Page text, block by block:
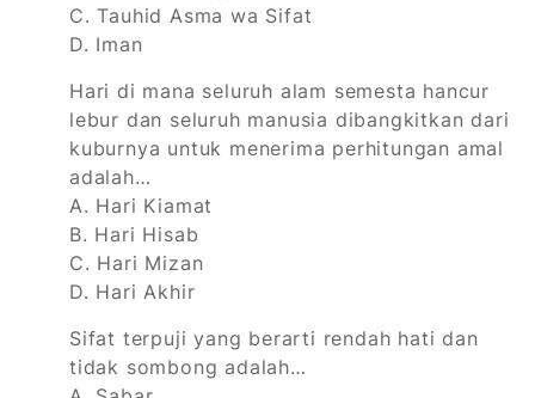
C. Tauhid Asma wa Sifat
D. Iman
Hari di mana seluruh alam semesta hancur
lebur dan seluruh manusia dibangkitkan dari
kuburnya untuk menerima perhitungan amal
adalah…
A. Hari Kiamat
B. Hari Hisab
C. Hari Mizan
D. Hari Akhir
Sifat terpuji yang berarti rendah hati dan
tidak sombong adalah…